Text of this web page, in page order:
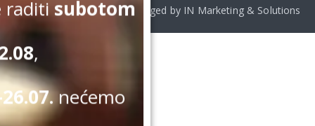
© Beomelody.rs. 2025. Desinged by IN Marketing & Solutions
raditisubotom
,
nećemo